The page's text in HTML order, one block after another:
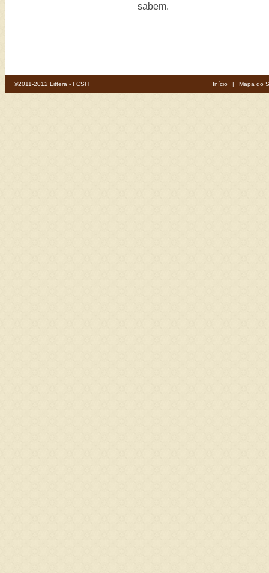
sabem.
©2011-2012 Littera - FCSH Início | Mapa do